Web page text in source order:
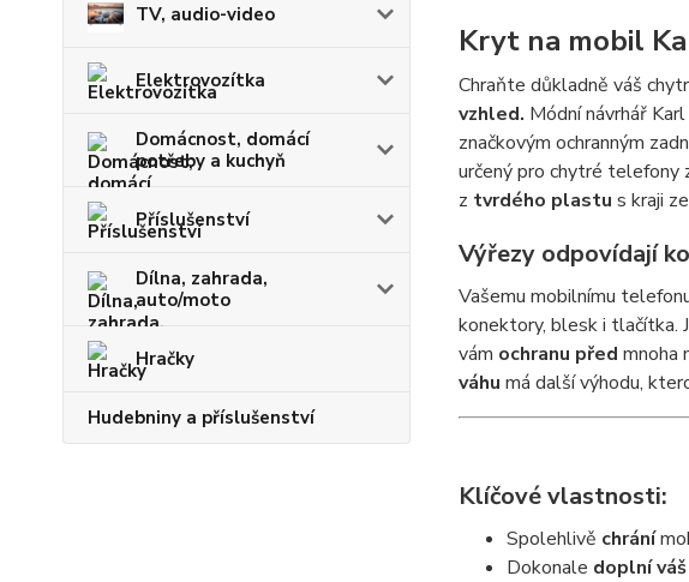
TV, audio-video
Elektrovozítka
Domácnost, domácí
potřeby a kuchyň
Příslušenství
Dílna, zahrada,
auto/moto
Hračky
Hudebniny a příslušenství
Kryt na mobil
Chraňte důkladně váš
vzhled. Módní návrhář
značkovým ochranným
určený pro chytré telefony
z tvrdého plastu s kraji ze
Výřezy odpovídají
Vašemu mobilnímu
konektory, blesk i tlačítka.
vám ochranu před mnoha
váhu má další výhodu,
Klíčové vlastnosti:
Spolehlivě chrání
Dokonale doplní